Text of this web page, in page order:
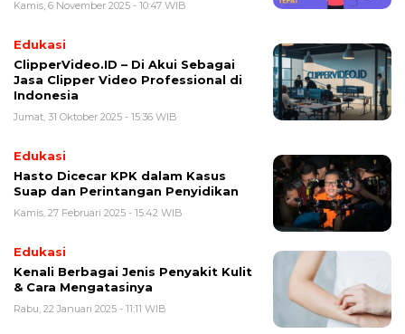
Kamis, 6 November 2025 - 10:47 WIB
Edukasi
ClipperVideo.ID – Di Akui Sebagai
Jasa Clipper Video Professional di
Indonesia
Jumat, 31 Oktober 2025 - 15:36 WIB
Edukasi
Hasto Dicecar KPK dalam Kasus
Suap dan Perintangan Penyidikan
Kamis, 27 Februari 2025 - 15:42 WIB
Edukasi
Kenali Berbagai Jenis Penyakit Kulit
& Cara Mengatasinya
Rabu, 22 Januari 2025 - 11:11 WIB